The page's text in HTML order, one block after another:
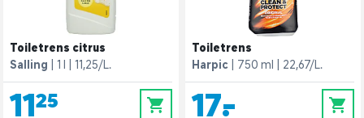
Toiletrens citrus
Salling
1 l 11,25/L.
11,25 0
Toiletrens
Harpic
750 ml 22,67/L.
17,- 0